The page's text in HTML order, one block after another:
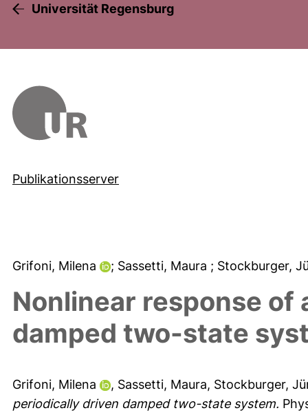
Universität Regensburg
Publikationsserver
Grifoni, Milena ; Sassetti, Maura ; Stockburger,
Nonlinear response of
damped two-state
Grifoni, Milena , Sassetti, Maura, Stockburger,
periodically driven damped two-state system.